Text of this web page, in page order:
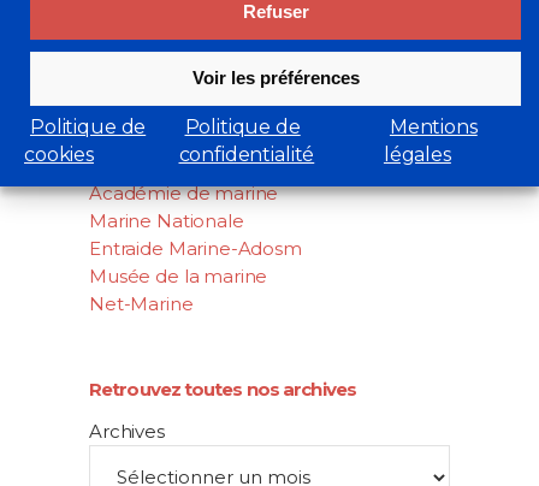
Refuser
Voir les préférences
Politique de
cookies
Politique de
confidentialité
Mentions
légales
Search
Liens utiles
cluster-maritime.fr
Académie de marine
Marine Nationale
Entraide Marine-Adosm
Musée de la marine
Net-Marine
Retrouvez toutes nos archives
Archives